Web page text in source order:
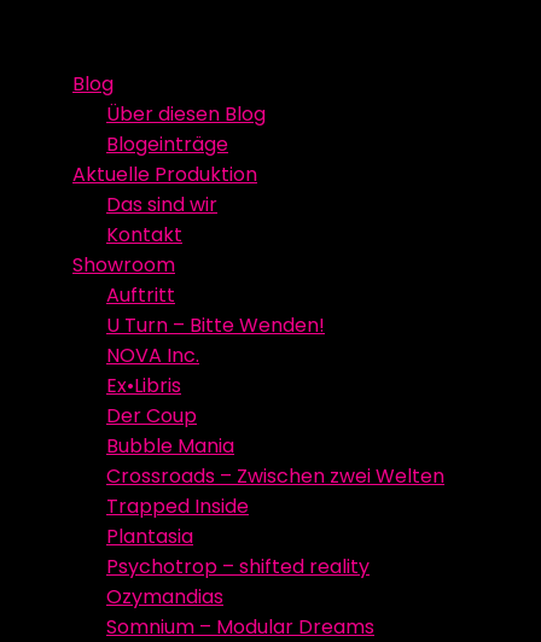
contentBlog
Über diesen Blog
Blogeinträge
Aktuelle Produktion
Das sind wir
Kontakt
Showroom
Auftritt
U Turn – Bitte Wenden!
NOVA Inc.
Ex•Libris
Der Coup
Bubble Mania
Crossroads – Zwischen zwei Welten
Trapped Inside
Plantasia
Psychotrop – shifted reality
Ozymandias
Somnium – Modular Dreams